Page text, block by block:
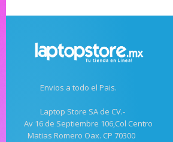
Envios a todo el Pais.
Laptop Store SA de CV.-
Av 16 de Septiembre 106,Col Centro
Matias Romero Oax. CP 70300